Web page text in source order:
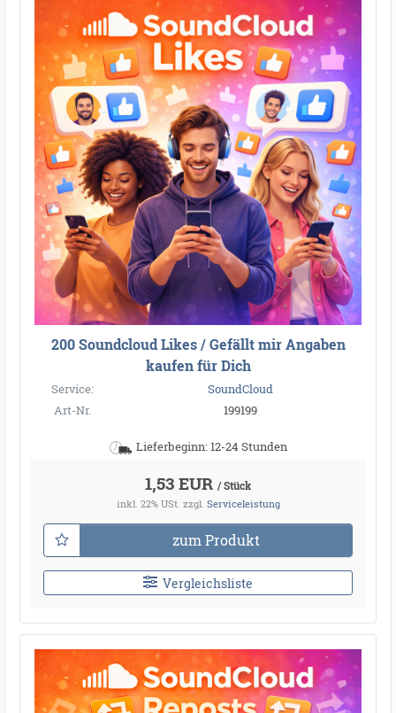
200 Soundcloud Likes / Gefällt mir Angaben
kaufen für Dich
Service:
SoundCloud
Art-Nr.
199199
Lieferbeginn: 12-24 Stunden
1,53 EUR / Stück
inkl. 22% USt. zzgl. Serviceleistung
zum Produkt
Vergleichsliste